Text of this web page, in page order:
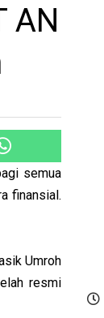
AN
semua
finansial.
Umroh
resmi